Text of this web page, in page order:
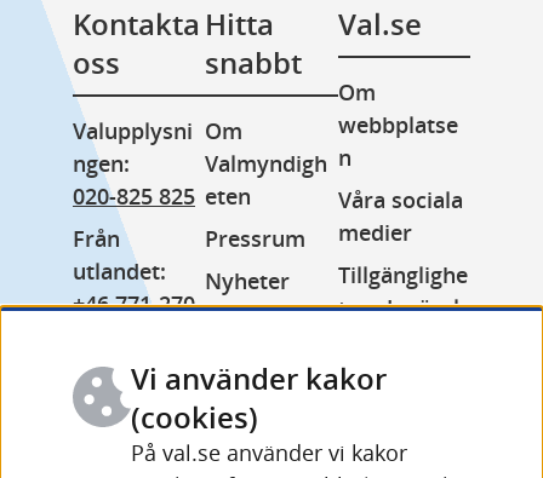
Kontakta
oss
Valupplysni
ngen:
020-825 825
Från
utlandet:
+46 771-270
Växel:
010-575 70
Hitta
snabbt
Om
Valmyndigh
eten
Pressrum
Nyheter
Minoritetss
pråk
Other
Val.se
Om
webbplatse
n
Våra sociala
medier
Tillgänglighe
tsredogörels
Kakor
Behandling
Vi använder kakor
(cookies)
På val.se använder vi kakor